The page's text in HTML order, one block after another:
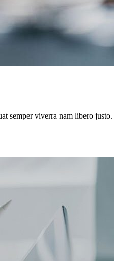
semper viverra nam libero